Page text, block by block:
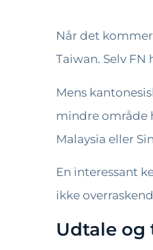
Når det
Taiwan. Selv
Mens
mindre område
Malaysia eller
En interessant
ikke
Udtale og